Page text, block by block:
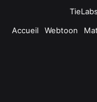
TieLabs
Accueil
Webtoon